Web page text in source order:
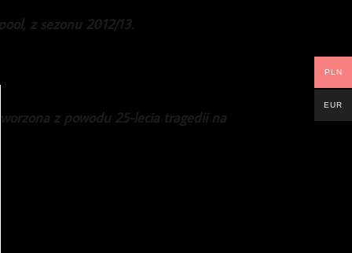
z sezonu 2012/13.
z powodu 25-lecia tragedii na
PLN
EUR